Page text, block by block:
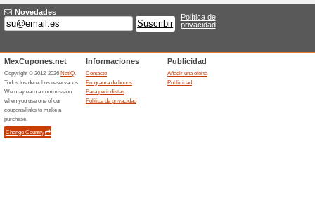
55% ha funcionado
Vamos a viajar!, el turismo
empezar a disfrutar de la